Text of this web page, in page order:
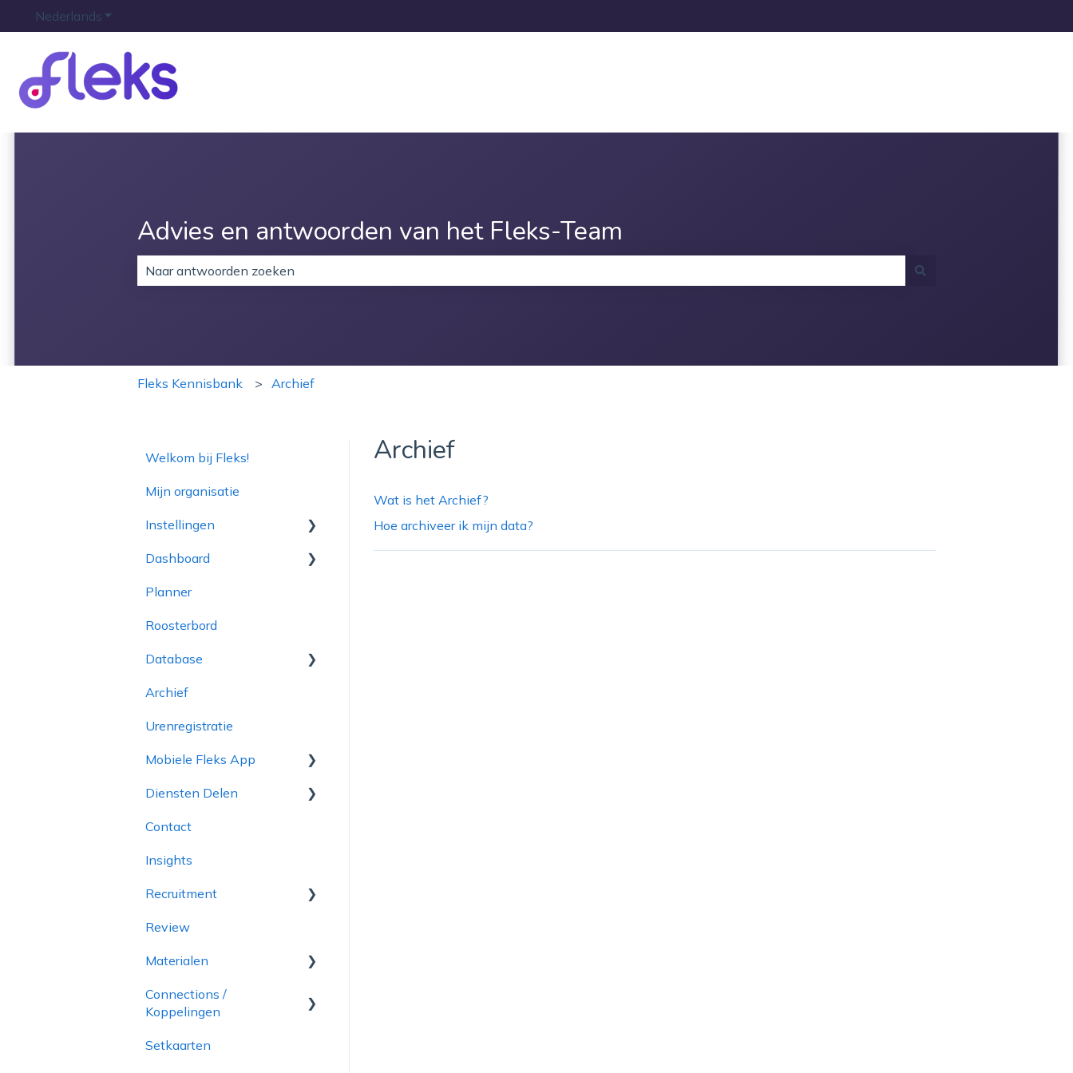
Nederlands Submenu tonen voor vertalingen
Advies en antwoorden van het Fleks-Team
Fleks Kennisbank Archief
Archief
Wat is het Archief?
Hoe archiveer ik mijn data?
Welkom bij Fleks!
Mijn organisatie
Instellingen
Inloggegevens
Bedrijfsinformatie in de
Dashboard
Planning Voortgang
Dashboard
Actiebord
Planner
Roosterbord
Database
Opdrachtgevers
Projecten
Diensten
Inplanningen
Medewerkers
Sollicitanten
Archief
Archief
Urenregistratie
Mobiele Fleks App
Uitbetaling via Finqle
Starten met Fleks
Account verwijderen
Diensten Delen
Om te beginnen
Dienstbeheerder
Leverancier
Contact
Insights
Recruitment
onboarding
Review
Materialen
Manager app
Connections /
Koppelingen
Facturatie
Setkaarten